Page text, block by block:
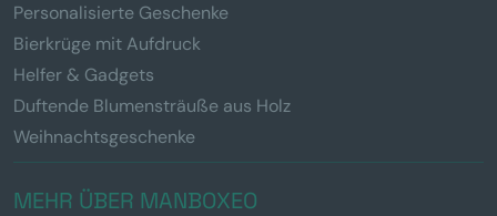
Personalisierte Geschenke
Bierkrüge mit Aufdruck
Helfer & Gadgets
Duftende Blumensträuße aus Holz
Weihnachtsgeschenke
MEHR ÜBER MANBOXEO